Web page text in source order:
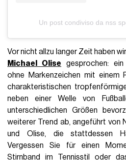
Un post condiviso da nss
Vor nicht allzu langer Zeit haben
Michael Olise gesprochen: ein
ohne Markenzeichen mit einem
charakteristischen
neben einer Welle von
unterschiedlichen Größen
weiterer Trend ab, angeführt von
und Olise, die stattdessen
Vergessen Sie für einen
Stirnband im Tennisstil oder